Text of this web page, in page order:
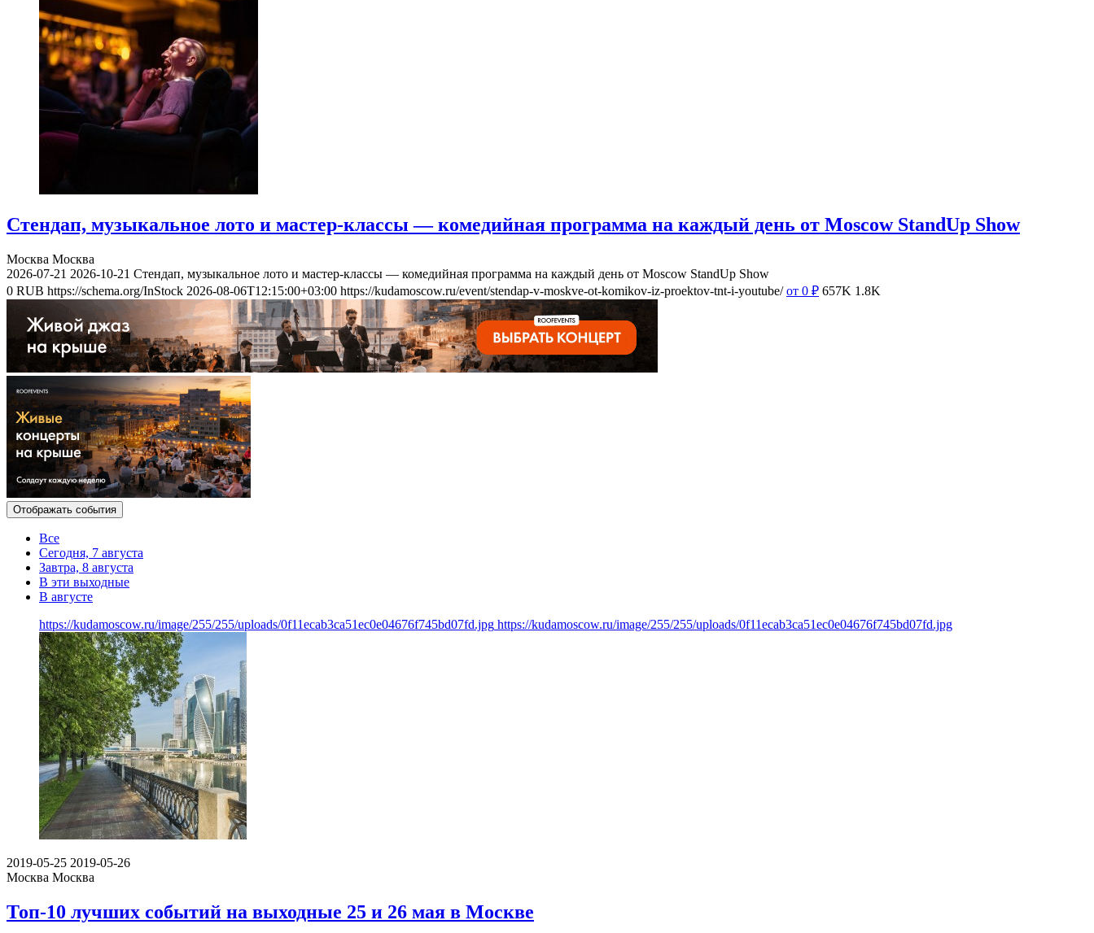
Стендап, музыкальное лото и мастер-классы — комедийная программа на каждый день от Moscow StandUp Show
Москва Москва
2026-07-21 2026-10-21 Стендап, музыкальное лото и мастер-классы — комедийная программа на каждый день от Moscow StandUp Show
0 RUB https://schema.org/InStock 2026-08-06T12:15:00+03:00 https://kudamoscow.ru/event/stendap-v-moskve-ot-komikov-iz-proektov-tnt-i-youtube/ от 0 ₽ 657K 1.8K
Отображать события
Все
Сегодня, 7 августа
Завтра, 8 августа
В эти выходные
В августе
https://kudamoscow.ru/image/255/255/uploads/0f11ecab3ca51ec0e04676f745bd07fd.jpg https://kudamoscow.ru/image/255/255/uploads/0f11ecab3ca51ec0e04676f745bd07fd.jpg
2019-05-25 2019-05-26
Москва Москва
Топ-10 лучших событий на выходные 25 и 26 мая в Москве